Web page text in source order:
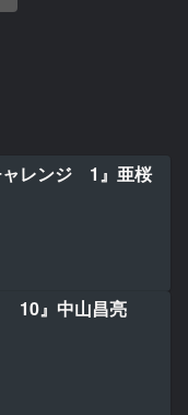
ャレンジ 1』亜桜
10』中山昌亮